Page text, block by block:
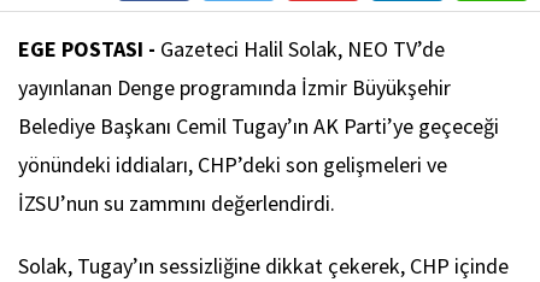
EGE POSTASI - Gazeteci Halil Solak, NEO TV’de
yayınlanan Denge programında İzmir Büyükşehir
Belediye Başkanı Cemil Tugay’ın AK Parti’ye geçeceği
yönündeki iddiaları, CHP’deki son gelişmeleri ve
İZSU’nun su zammını değerlendirdi.
Solak, Tugay’ın sessizliğine dikkat çekerek, CHP içinde